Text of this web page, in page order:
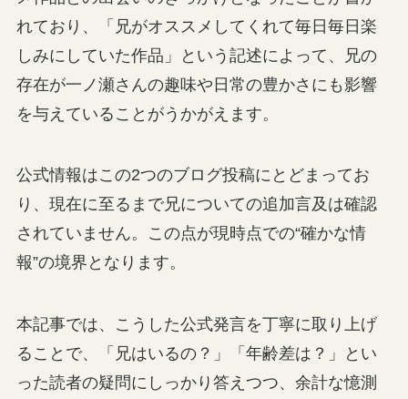
れており、「兄がオススメしてくれて毎日毎日楽
しみにしていた作品」という記述によって、兄の
存在が一ノ瀬さんの趣味や日常の豊かさにも影響
を与えていることがうかがえます。
公式情報はこの2つのブログ投稿にとどまってお
り、現在に至るまで兄についての追加言及は確認
されていません。この点が現時点での“確かな情
報”の境界となります。
本記事では、こうした公式発言を丁寧に取り上げ
ることで、「兄はいるの？」「年齢差は？」とい
った読者の疑問にしっかり答えつつ、余計な憶測